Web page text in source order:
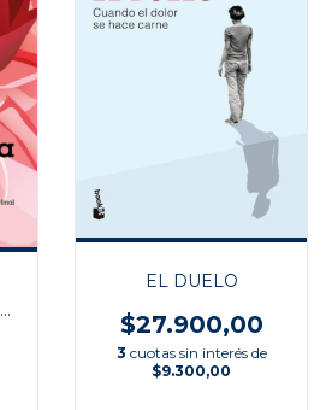
EL DUELO
$27.900,00
3 cuotas sin interés de
$9.300,00